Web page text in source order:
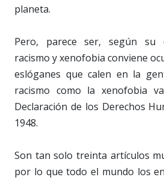
planeta.
Pero, parece ser, según su
racismo y xenofobia conviene
eslóganes que calen en la
racismo como la xenofobia
Declaración de los Derechos
1948.
Son tan solo treinta artículos
por lo que todo el mundo los